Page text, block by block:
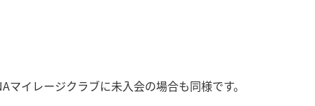
イレージクラブに未入会の場合も同様です。